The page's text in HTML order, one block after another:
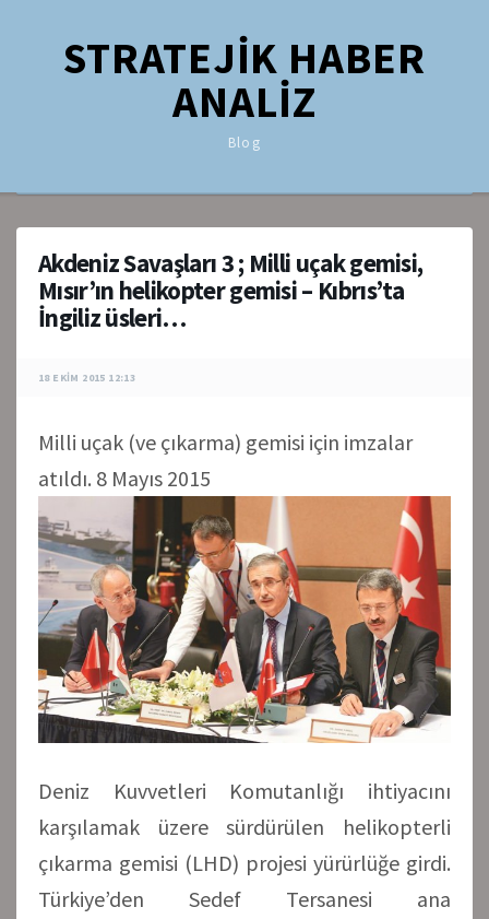
STRATEJİK HABER
ANALİZ
Blog
Akdeniz Savaşları 3 ; Milli uçak gemisi,
Mısır’ın helikopter gemisi – Kıbrıs’ta
İngiliz üsleri…
18 EKIM 2015 12:13
Milli uçak (ve çıkarma) gemisi için imzalar
atıldı. 8 Mayıs 2015
Deniz Kuvvetleri Komutanlığı ihtiyacını
karşılamak üzere sürdürülen helikopterli
çıkarma gemisi (LHD) projesi yürürlüğe girdi.
Türkiye’den Sedef Tersanesi ana